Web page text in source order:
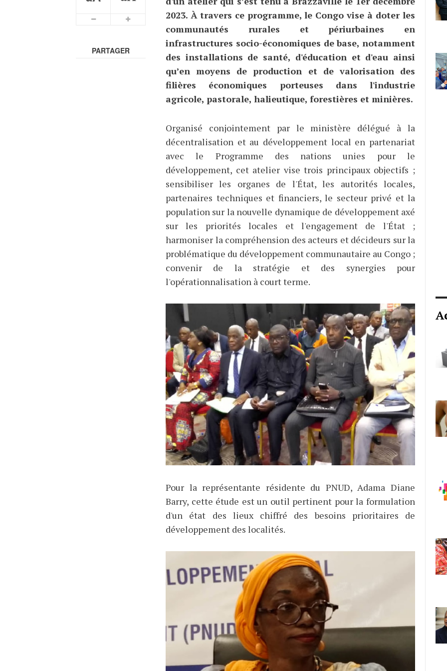
PARTAGER
2023. À travers ce programme, le Congo vise à doter les
communautés rurales et périurbaines en
infrastructures socio-économiques de base, notamment
des installations de santé, d'éducation et d'eau ainsi
qu’en moyens de production et de valorisation des
filières économiques porteuses dans l'industrie
agricole, pastorale, halieutique, forestières et minières.
Organisé conjointement par le ministère délégué à la
décentralisation et au développement local en partenariat
avec le Programme des nations unies pour le
développement, cet atelier vise trois principaux objectifs ;
sensibiliser les organes de l'État, les autorités locales,
partenaires techniques et financiers, le secteur privé et la
population sur la nouvelle dynamique de développement axé
sur les priorités locales et l'engagement de l'État ;
harmoniser la compréhension des acteurs et décideurs sur la
problématique du développement communautaire au Congo ;
convenir de la stratégie et des synergies pour
l'opérationnalisation à court terme.
Pour la représentante résidente du PNUD, Adama Diane
Barry, cette étude est un outil pertinent pour la formulation
d'un état des lieux chiffré des besoins prioritaires de
développement des localités.